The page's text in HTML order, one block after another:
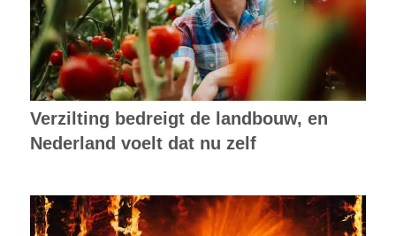
Verzilting bedreigt de landbouw, en
Nederland voelt dat nu zelf